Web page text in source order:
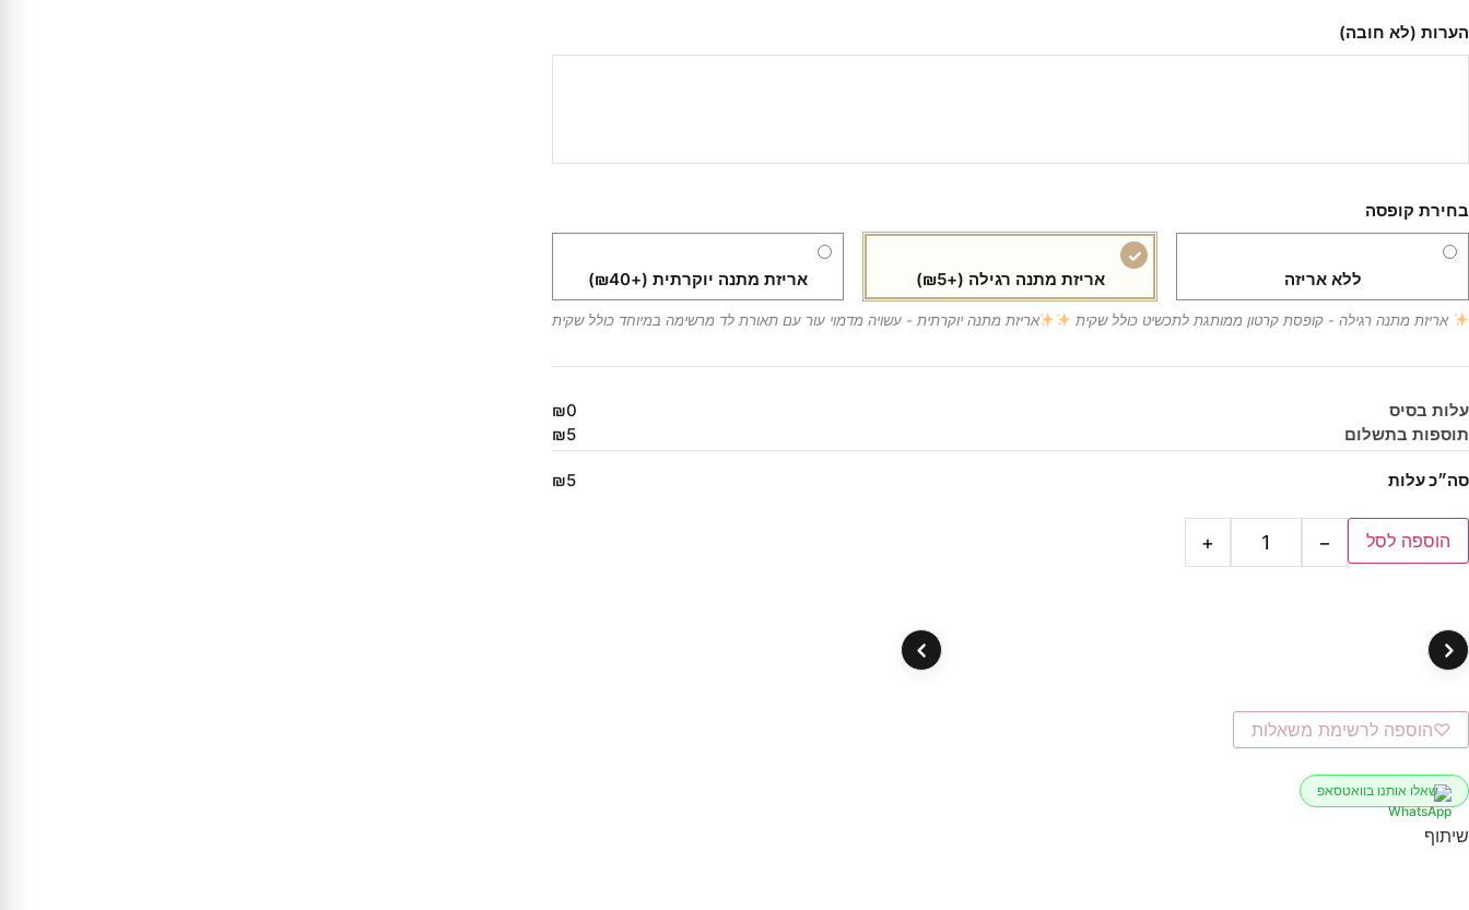
הערות (לא חובה)
בחירת קופסה
ללא אריזה אריזת מתנה רגילה (+₪5) אריזת מתנה יוקרתית (+₪40)
אריזת מתנה רגילה - קופסת קרטון ממותגת לתכשיט כולל שקית אריזת מתנה יוקרתית - עשויה מדמוי עור עם תאורת לד מרשימה במיוחד כולל שקית
עלות בסיס
₪0
תוספות בתשלום
₪5
סה״כ עלות ₪5
−
+ הוספה לסל
♡הוספה לרשימת משאלות
שאלו אותנו בוואטסאפ
שיתוף